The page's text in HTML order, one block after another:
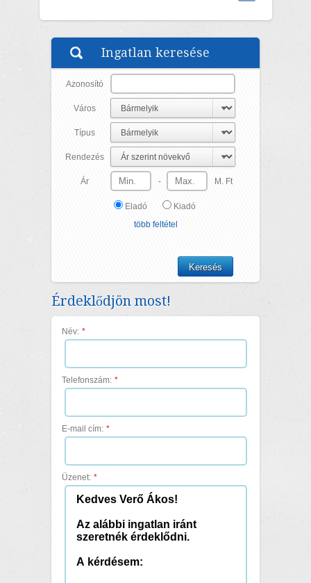
Ingatlan keresése
Azonosító
Város
Típus
Rendezés
Ár - M. Ft
Eladó
Kiadó
több feltétel
Érdeklődjön most!
Név: *
Telefonszám: *
E-mail cím: *
Üzenet: *